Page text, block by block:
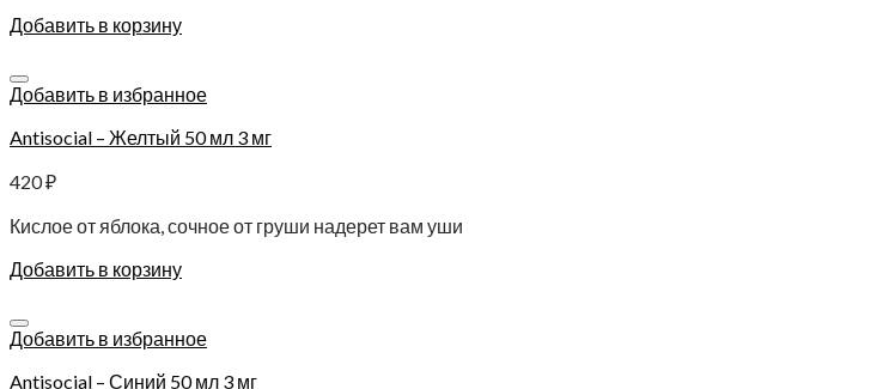
Добавить в корзину
Добавить в избранное
Antisocial – Желтый 50 мл 3 мг
420₽
Кислое от яблока, сочное от груши надерет вам уши
Добавить в корзину
Добавить в избранное
Antisocial – Синий 50 мл 3 мг